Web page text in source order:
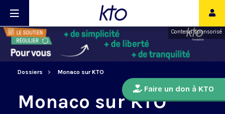
Contenu sponsorisé
Dossiers Monaco sur KTO
Faire un don à KTO
Monaco sur KTO